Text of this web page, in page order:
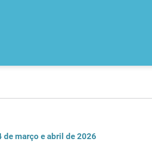
março e abril de 2026